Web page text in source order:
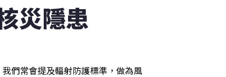
災隱患
們常會提及輻射防護標準，做為風